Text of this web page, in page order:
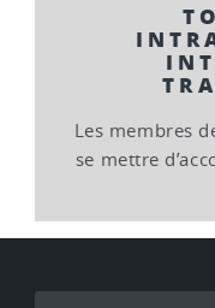
Les membres
se mettre